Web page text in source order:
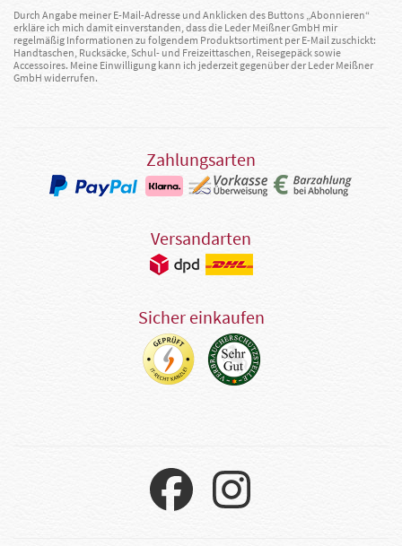
Durch Angabe meiner E-Mail-Adresse und Anklicken des Buttons „Abonnieren“
erkläre ich mich damit einverstanden, dass die Leder Meißner GmbH mir
regelmäßig Informationen zu folgendem Produktsortiment per E-Mail zuschickt:
Handtaschen, Rucksäcke, Schul- und Freizeittaschen, Reisegepäck sowie
Accessoires. Meine Einwilligung kann ich jederzeit gegenüber der Leder Meißner
GmbH widerrufen.
Zahlungsarten
Versandarten
Sicher einkaufen